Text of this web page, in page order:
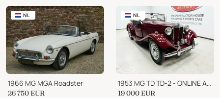
NL
1966 MG MGA Roadster
26 750 EUR
NL
1953 MG TD TD-2 - ONLINE AUCTION
19 000 EUR